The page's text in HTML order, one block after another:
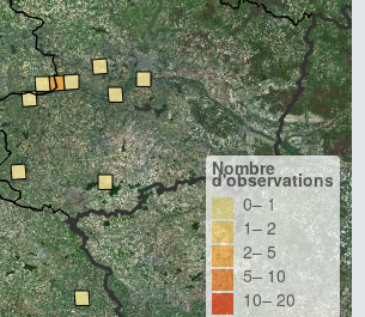
Nombre
d'observations
0– 1
1– 2
2– 5
5– 10
10– 20